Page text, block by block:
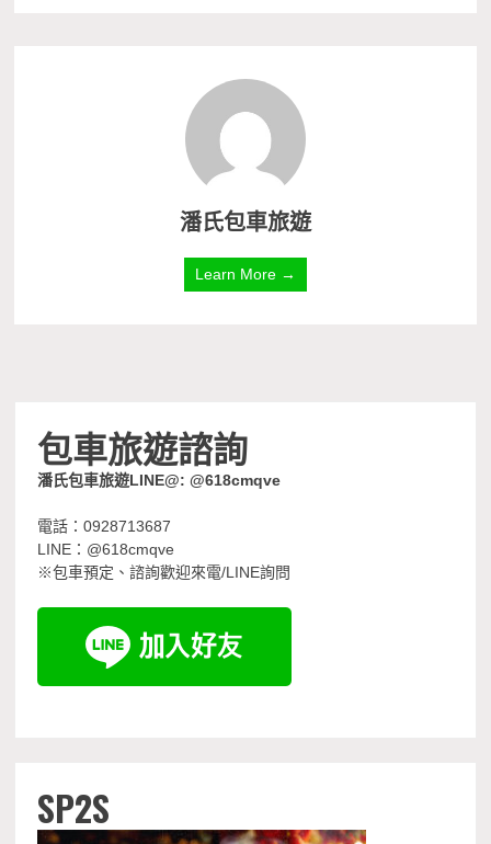
潘氏包車旅遊
Learn More →
包車旅遊諮詢
潘氏包車旅遊LINE@: @618cmqve
電話：0928713687
LINE：@618cmqve
※包車預定、諮詢歡迎來電/LINE詢問
SP2S